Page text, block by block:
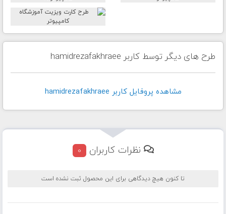
طرح های دیگر توسط کاربر hamidrezafakhraee
مشاهده پروفايل کاربر hamidrezafakhraee
نظرات کاربران 0
تا کنون هیچ دیدگاهی برای این محصول ثبت نشده است